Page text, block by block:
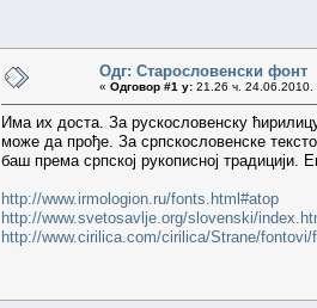
Одг: Старословенски фонт
« Одговор #1 у: 21.26 ч. 24.06.2010.
Има их доста. За рускословенску
може да прође. За српскословенске
баш према српској рукописној традицији.
http://www.irmologion.ru/fonts.html#atop
http://www.svetosavlje.org/slovenski/
http://www.cirilica.com/cirilica/Strane/